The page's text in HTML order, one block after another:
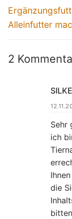
Beitrag:
Alleinfutter
2
Sehr
ich
die